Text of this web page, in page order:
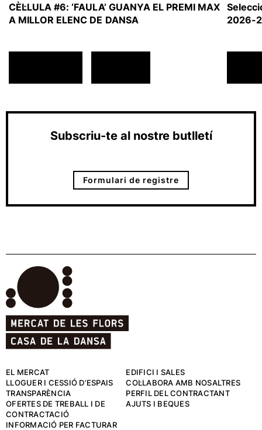
CÈL·LULA #6: ‘FAULA’ GUANYA EL PREMI MAX
A MILLOR ELENC DE DANSA
2026-
Subscriu-te al nostre butlletí
Formulari de registre
EL MERCAT
EDIFICI I SALES
LLOGUER I CESSIÓ D’ESPAIS
COL·LABORA AMB NOSALTRES
TRANSPARÈNCIA
PERFIL DEL CONTRACTANT
OFERTES DE TREBALL I DE
CONTRACTACIÓ
AJUTS I BEQUES
INFORMACIÓ PER FACTURAR